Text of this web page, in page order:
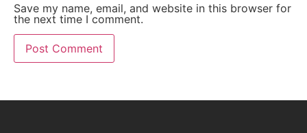
Save my name, email, and website in this browser for
the next time I comment.